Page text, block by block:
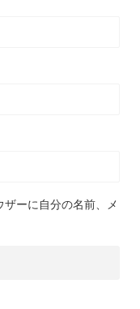
ーに自分の名前、メ